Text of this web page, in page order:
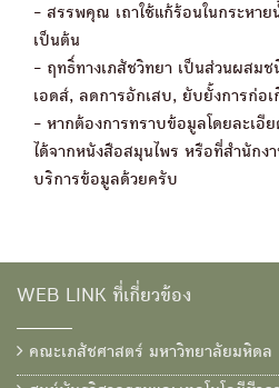
- สรรพคุณ เถาใช้แก้ร้อนในกระหาย
เป็นต้น
- ฤทธิ์ทางเภสัชวิทยา เป็นส่วนผสมช
เอดส์, ลดการอักเสบ, ยับยั้งการก่อเ
- หากต้องการทราบข้อมูลโดยละเอี
ได้จากหนังสือสมุนไพร หรือที่สำนักง
บริการข้อมูลด้วยครับ
WEB LINK ที่เกี่ยวข้อง
คณะเภสัชศาสตร์ มหาวิทยาลัยมหิดล